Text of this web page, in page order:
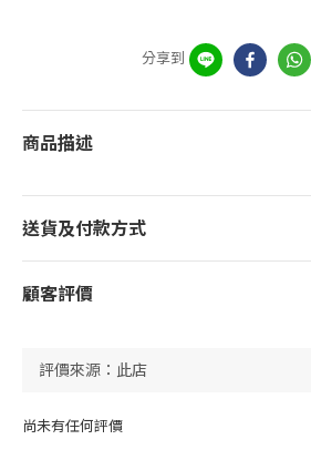
分享到
商品描述
送貨及付款方式
顧客評價
尚未有任何評價